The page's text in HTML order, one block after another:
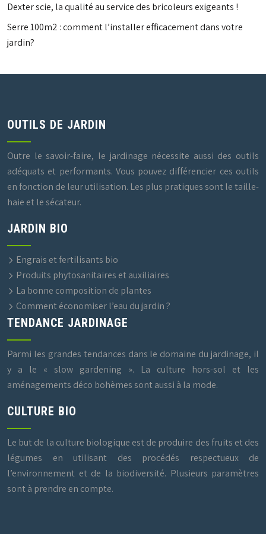
Dexter scie, la qualité au service des bricoleurs exigeants !
Serre 100m2 : comment l’installer efficacement dans votre
jardin?
OUTILS DE JARDIN
Outre le savoir-faire, le jardinage nécessite aussi des outils
adéquats et performants. Vous pouvez différencier ces outils
en fonction de leur utilisation. Les plus pratiques sont le taille-
haie et le sécateur.
JARDIN BIO
Engrais et fertilisants bio
Produits phytosanitaires et auxiliaires
La bonne composition de plantes
Comment économiser l’eau du jardin ?
TENDANCE JARDINAGE
Parmi les grandes tendances dans le domaine du jardinage, il
y a le « slow gardening ». La culture hors-sol et les
aménagements déco bohèmes sont aussi à la mode.
CULTURE BIO
Le but de la culture biologique est de produire des fruits et des
légumes en utilisant des procédés respectueux de
l’environnement et de la biodiversité. Plusieurs paramètres
sont à prendre en compte.